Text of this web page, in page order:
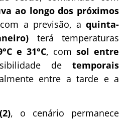
ao longo dos próximos
a previsão, a quinta-
terá temperaturas
e 31°C, com sol entre
de temporais
entre a tarde e a
, o cenário permanece